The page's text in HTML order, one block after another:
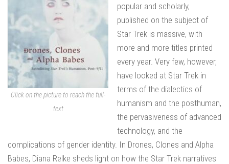
Click on the picture to reach the full-
text
popular and scholarly,
published on the subject of
Star Trek is massive, with
more and more titles printed
every year. Very few, however,
have looked at Star Trek in
terms of the dialectics of
humanism and the posthuman,
the pervasiveness of advanced
technology, and the
complications of gender identity. In Drones, Clones and Alpha
Babes, Diana Relke sheds light on how the Star Trek narratives